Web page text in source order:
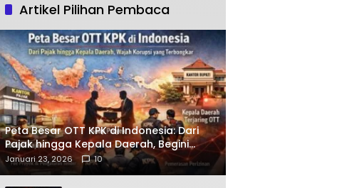
Artikel Pilihan Pembaca
Peta Besar OTT KPK di Indonesia: Dari
Pajak hingga Kepala Daerah, Begini
Wajah Korupsi yang Terbongkar
Januari 23, 2026 10